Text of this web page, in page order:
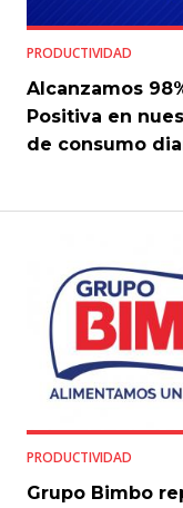
PRODUCTIVIDAD
Alcanzamos
Positiva en
de consumo
PRODUCTIVIDAD
Grupo Bimbo